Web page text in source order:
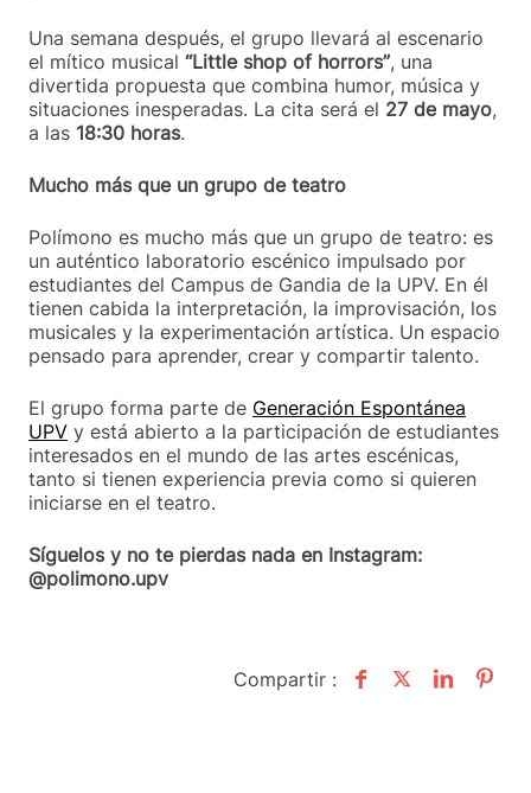
Una semana después, el grupo llevará al escenario
el mítico musical “Little shop of horrors”, una
divertida propuesta que combina humor, música y
situaciones inesperadas. La cita será el 27 de mayo,
a las 18:30 horas.
Mucho más que un grupo de teatro
Polímono es mucho más que un grupo de teatro: es
un auténtico laboratorio escénico impulsado por
estudiantes del Campus de Gandia de la UPV. En él
tienen cabida la interpretación, la improvisación, los
musicales y la experimentación artística. Un espacio
pensado para aprender, crear y compartir talento.
El grupo forma parte de Generación Espontánea
UPV y está abierto a la participación de estudiantes
interesados en el mundo de las artes escénicas,
tanto si tienen experiencia previa como si quieren
iniciarse en el teatro.
Síguelos y no te pierdas nada en Instagram:
@polimono.upv
Compartir :